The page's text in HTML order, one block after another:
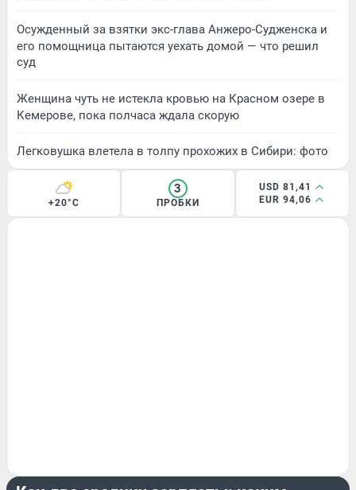
Осужденный за взятки экс-глава Анжеро-Судженска и
его помощница пытаются уехать домой — что решил
суд
Женщина чуть не истекла кровью на Красном озере в
Кемерове, пока полчаса ждала скорую
Легковушка влетела в толпу прохожих в Сибири: фото
+20°C
3
ПРОБКИ
USD 81,41
EUR 94,06